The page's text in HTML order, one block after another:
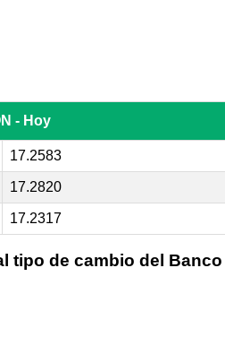
- Hoy
17.2583
17.2820
17.2317
tipo de cambio del Banco